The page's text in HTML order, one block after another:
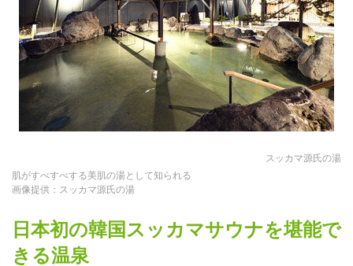
スッカマ源氏の湯
肌がすべすべする美肌の湯として知られる
画像提供：スッカマ源氏の湯
日本初の韓国スッカマサウナを堪能で
きる温泉